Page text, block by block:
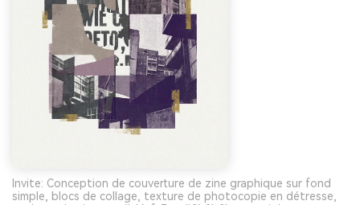
Invite: Conception de couverture de zine graphique sur fond
simple, blocs de collage, texture de photocopie en détresse,